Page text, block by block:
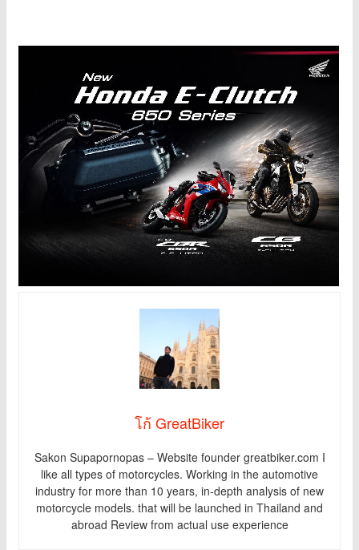
โก้ GreatBiker
Sakon Supapornopas – Website founder greatbiker.com I
like all types of motorcycles. Working in the automotive
industry for more than 10 years, in-depth analysis of new
motorcycle models. that will be launched in Thailand and
abroad Review from actual use experience